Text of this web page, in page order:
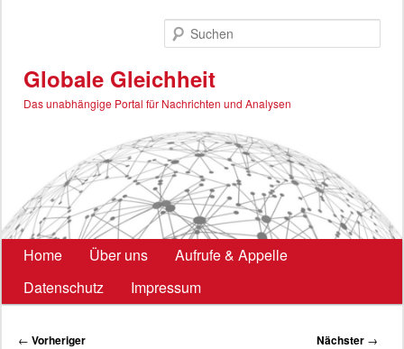
Globale Gleichheit
Das unabhängige Portal für Nachrichten und Analysen
Hauptmenü
Home Über uns
Aufrufe & Appelle
Datenschutz
Impressum
Beitragsnavigation
← Vorheriger Nächster →